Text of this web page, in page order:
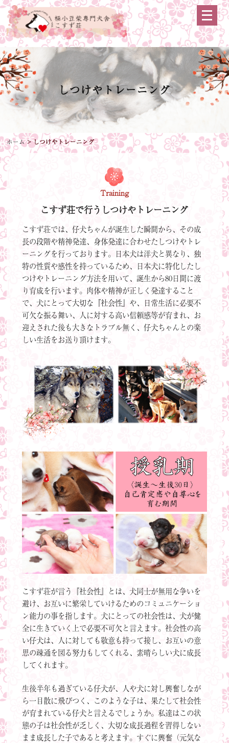
メ
ニ
ュ
ー
を
開
く
しつけやトレーニング
ホーム>しつけやトレーニング
Training
こすず荘で行うしつけやトレーニング
こすず荘では、仔犬ちゃんが誕生した瞬間から、その成
長の段階や精神発達、身体発達に合わせたしつけやトレ
ーニングを行っております。日本犬は洋犬と異なり、独
特の性質や感性を持っているため、日本犬に特化したし
つけやトレーニング方法を用いて、誕生から80日間に渡
り育成を行います。肉体や精神が正しく発達すること
で、犬にとって大切な『社会性』や、日常生活に必要不
可欠な振る舞い、人に対する高い信頼感等が育まれ、お
迎えされた後も大きなトラブル無く、仔犬ちゃんとの楽
しい生活をお送り頂けます。
こすず荘が言う『社会性』とは、犬同士が無用な争いを
避け、お互いに繁栄していけるためのコミュニケーショ
ン能力の事を指します。犬にとっての社会性は、犬が健
全に生きていく上で必要不可欠と言えます。社会性の高
い仔犬は、人に対しても敬意も持って接し、お互いの意
思の疎通を図る努力もしてくれる、素晴らしい犬に成長
してくれます。
生後半年も過ぎている仔犬が、人や犬に対し興奮しなが
ら一目散に飛びつく、このような子は、果たして社会性
が育まれている仔犬と言えるでしょうか。私達はこの状
態の子は社会性が乏しく、大切な成長過程を習得しない
まま成長した子であると考えます。すぐに興奮（元気な